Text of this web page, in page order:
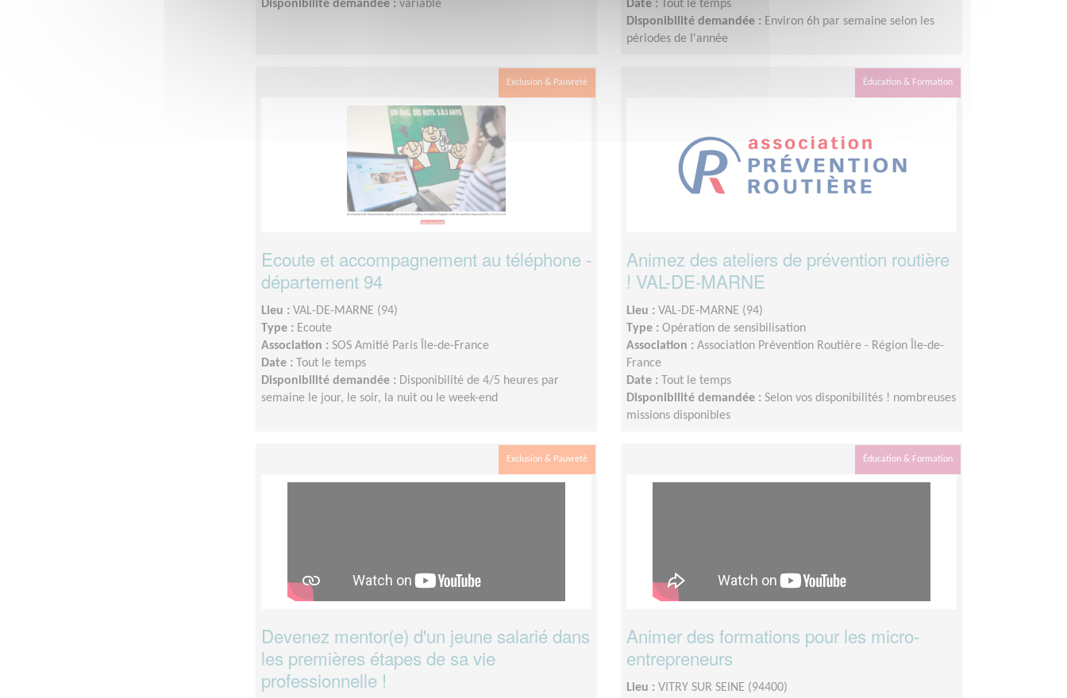
Disponibilité demandée : variable
Date :
Tout le temps
Disponibilité demandée : Environ 6h par semaine selon les
périodes de l'année
Exclusion & Pauvreté
Ecoute et accompagnement au téléphone -
département 94
Lieu : VAL-DE-MARNE (94)
Type : Ecoute
Association : SOS Amitié Paris Île-de-France
Date :
Tout le temps
Disponibilité demandée : Disponibilité de 4/5 heures par
semaine le jour, le soir, la nuit ou le week-end
Éducation & Formation
Animez des ateliers de prévention routière
! VAL-DE-MARNE
Lieu : VAL-DE-MARNE (94)
Type : Opération de sensibilisation
Association : Association Prévention Routière - Région Île-de-
France
Date :
Tout le temps
Disponibilité demandée : Selon vos disponibilités ! nombreuses
missions disponibles
Exclusion & Pauvreté
Devenez mentor(e) d'un jeune salarié dans
les premières étapes de sa vie
professionnelle !
Éducation & Formation
Animer des formations pour les micro-
entrepreneurs
Lieu : VITRY SUR SEINE (94400)